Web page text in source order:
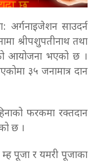
साउदर्न
श्रीपशुपतीनाथ तथा
आयोजना भएको छ ।
३५ जनामात्र दान
फरकमा रक्तदान
छ ।
पूजा र यमरी पूजाका